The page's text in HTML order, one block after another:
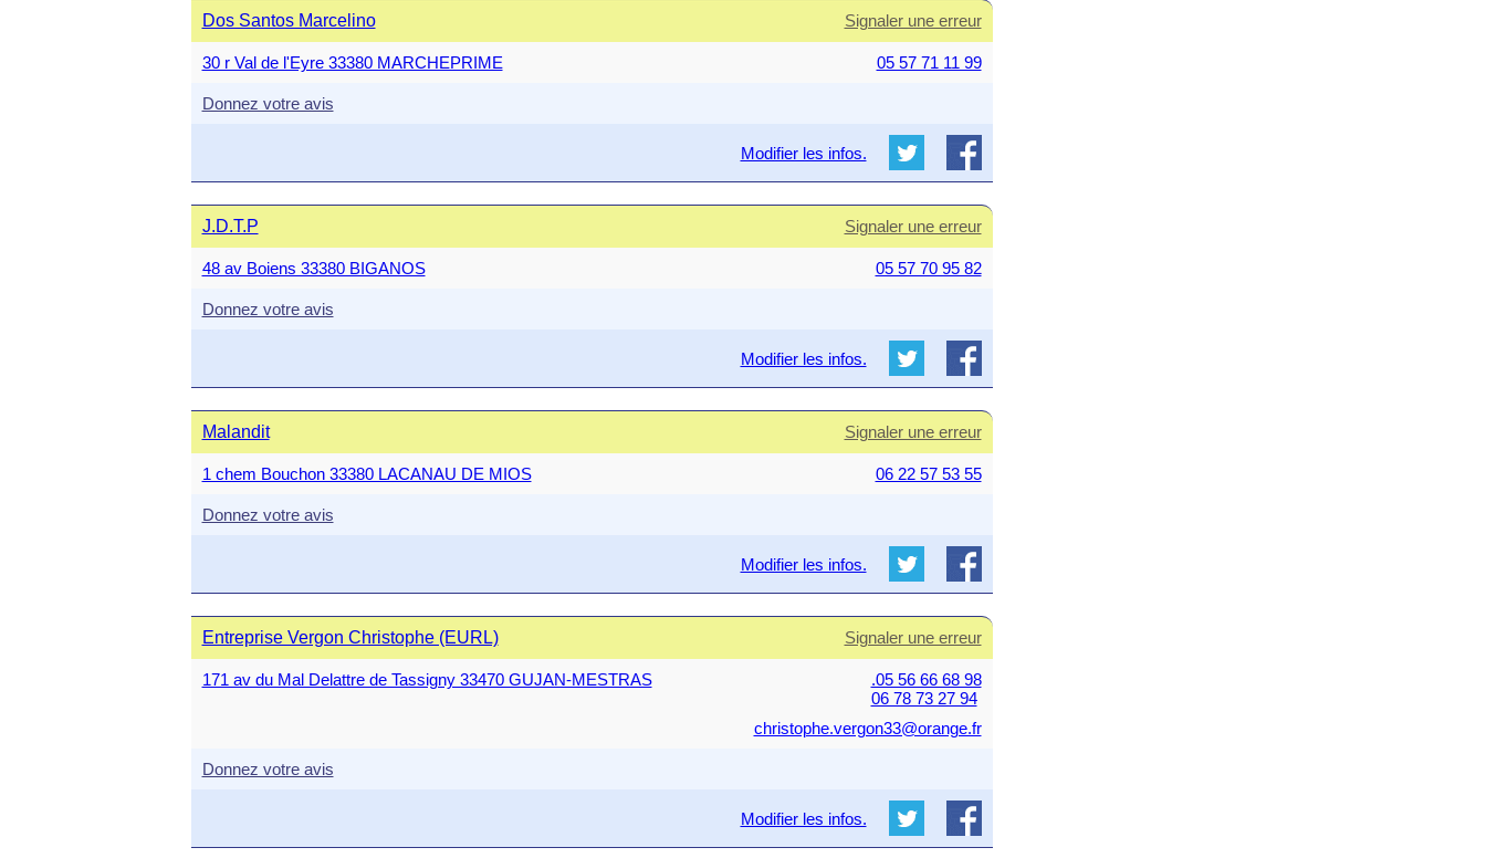
Dos Santos Marcelino Signaler une erreur
30 r Val de l'Eyre 33380 MARCHEPRIME 05 57 71 11 99
Donnez votre avis
Modifier les infos.
J.D.T.P Signaler une erreur
48 av Boiens 33380 BIGANOS 05 57 70 95 82
Donnez votre avis
Modifier les infos.
Malandit Signaler une erreur
1 chem Bouchon 33380 LACANAU DE MIOS 06 22 57 53 55
Donnez votre avis
Modifier les infos.
Entreprise Vergon Christophe (EURL) Signaler une erreur
171 av du Mal Delattre de Tassigny 33470 GUJAN-MESTRAS
.05 56 66 68 98
06 78 73 27 94
christophe.vergon33@orange.fr
Donnez votre avis
Modifier les infos.